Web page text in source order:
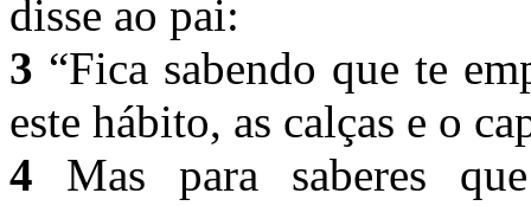
disse ao pai:
3 “Fica sabendo que te
este hábito, as calças e o
4 Mas para saberes